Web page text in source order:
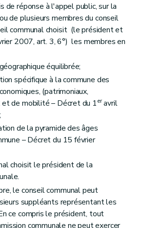
Définitions
d'application
de calcul de la performance énergétique des bâtiments
de performance énergétique des bâtiments
9
10
11
12
13
14
15
Etude de faisabilité technique, environnementale et économique
16
17
de réponse à l'appel public, sur la
de plusieurs membres du conseil
communal choisit (le président et
2007, art. 3, 6°) les membres en
équilibrée;
spécifique à la commune des
(patrimoniaux,
et de mobilité – Décret du 1eravril
de la pyramide des âges
– Décret du 15 février
choisit le président de la
le conseil communal peut
suppléants représentant les
ce compris le président, tout
communale ne peut exercer